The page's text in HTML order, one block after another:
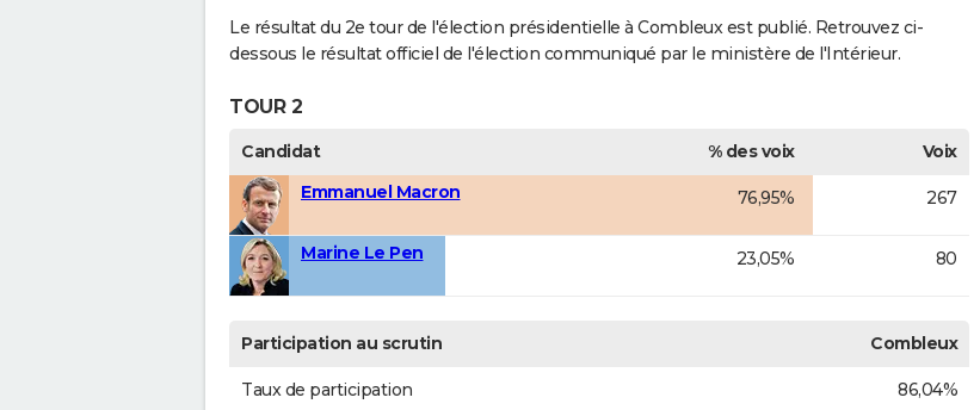
Le résultat du 2e tour de l'élection présidentielle à Combleux est publié. Retrouvez ci-
dessous le résultat officiel de l'élection communiqué par le ministère de l'Intérieur.
TOUR 2
Candidat % des voix
Voix
Emmanuel Macron
76,95% 267
Marine Le Pen 23,05% 80
Participation au scrutin Combleux
Taux de participation 86,04%